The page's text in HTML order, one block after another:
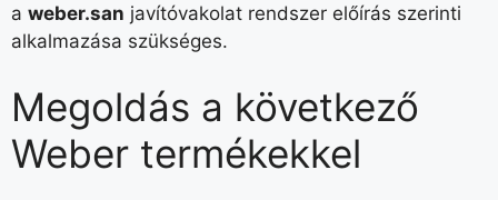
a weber.san javítóvakolat rendszer előírás szerinti
alkalmazása szükséges.
Megoldás a következő
Weber termékekkel